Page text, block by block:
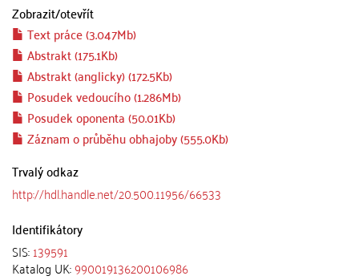
Zobrazit/otevřít
Text práce (3.047Mb)
Abstrakt (175.1Kb)
Abstrakt (anglicky) (172.5Kb)
Posudek vedoucího (1.286Mb)
Posudek oponenta (50.01Kb)
Záznam o průběhu obhajoby (555.0Kb)
Trvalý odkaz
http://hdl.handle.net/20.500.11956/66533
Identifikátory
SIS:139591
Katalog UK:990019136200106986